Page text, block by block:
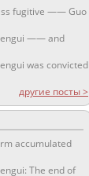
fugitive —— Guo
—— and
was convicted
другие посты >
accumulated
The end of